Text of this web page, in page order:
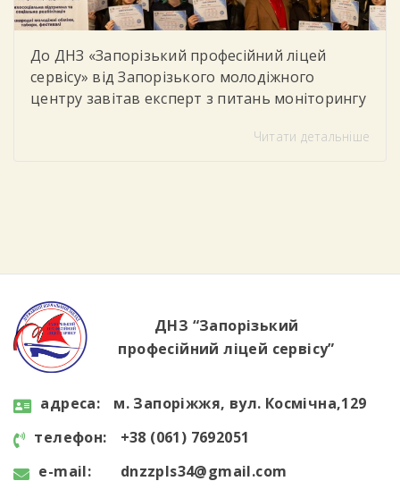
До ДНЗ «Запорізький професійний ліцей
сервісу» від Запорізького молодіжного
центру завітав експерт з питань моніторингу
студентів тренінг «Цифрова грамотність»
інформацію в інтернеті, розпізнавати фейки
Читати детальніше
ДНЗ “Запорізький
професійний ліцей сервісу”
aдресa:
м. Запоріжжя, вул. Космічна,129
телефон:
+38 (061) 7692051
e-mail:
dnzzpls34@gmail.com